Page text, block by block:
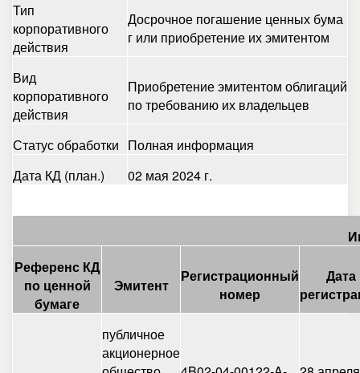
Тип
корпоративного
действия
Досрочное погашение ценных бума
г или приобретение их эмитентом
Вид
корпоративного
действия
Приобретение эмитентом облигаций
по требованию их владельцев
Статус обработки Полная информация
Дата КД (план.)
02 мая 2024 г.
Референс КД
по ценной
бумаге
Эмитент
Регистрационный
номер
Дата
публичное
акционерное